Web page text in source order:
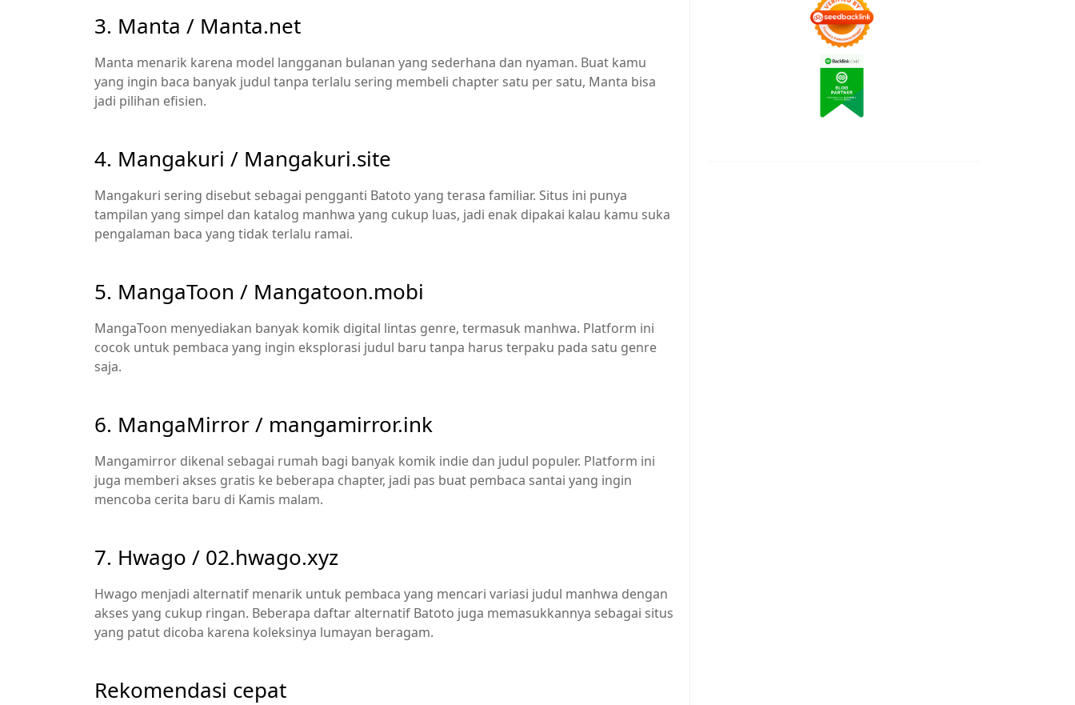
3. Manta / Manta.net
Manta menarik karena model langganan bulanan yang sederhana dan nyaman. Buat kamu
yang ingin baca banyak judul tanpa terlalu sering membeli chapter satu per satu, Manta bisa
jadi pilihan efisien.
4. Mangakuri / Mangakuri.site
Mangakuri sering disebut sebagai pengganti Batoto yang terasa familiar. Situs ini punya
tampilan yang simpel dan katalog manhwa yang cukup luas, jadi enak dipakai kalau kamu suka
pengalaman baca yang tidak terlalu ramai.
5. MangaToon / Mangatoon.mobi
MangaToon menyediakan banyak komik digital lintas genre, termasuk manhwa. Platform ini
cocok untuk pembaca yang ingin eksplorasi judul baru tanpa harus terpaku pada satu genre
saja.
6. MangaMirror / mangamirror.ink
Mangamirror dikenal sebagai rumah bagi banyak komik indie dan judul populer. Platform ini
juga memberi akses gratis ke beberapa chapter, jadi pas buat pembaca santai yang ingin
mencoba cerita baru di Kamis malam.
7. Hwago / 02.hwago.xyz
Hwago menjadi alternatif menarik untuk pembaca yang mencari variasi judul manhwa dengan
akses yang cukup ringan. Beberapa daftar alternatif Batoto juga memasukkannya sebagai situs
yang patut dicoba karena koleksinya lumayan beragam.
Rekomendasi cepat